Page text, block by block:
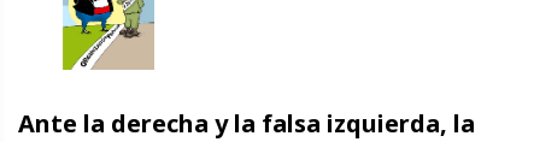
Ante la derecha y la falsa izquierda, la